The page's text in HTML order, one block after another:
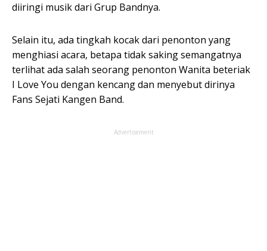
diiringi musik dari Grup Bandnya.
Selain itu, ada tingkah kocak dari penonton yang
menghiasi acara, betapa tidak saking semangatnya
terlihat ada salah seorang penonton Wanita beteriak
I Love You dengan kencang dan menyebut dirinya
Fans Sejati Kangen Band.
Advertisement